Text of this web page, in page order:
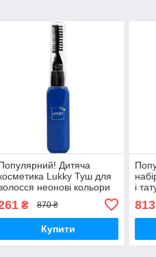
Дитяча
Lukky Туш для
неонові кольори
якість тільки на
₴ 870 ₴
Купити
і
813